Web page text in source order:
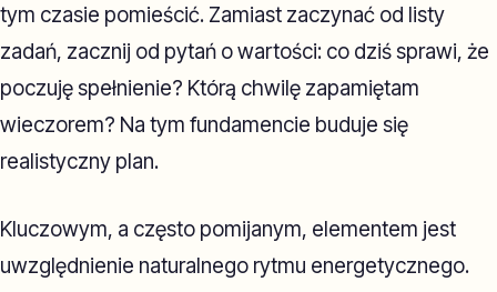
tym czasie pomieścić. Zamiast zaczynać od listy
zadań, zacznij od pytań o wartości: co dziś sprawi, że
poczuję spełnienie? Którą chwilę zapamiętam
wieczorem? Na tym fundamencie buduje się
realistyczny plan.
Kluczowym, a często pomijanym, elementem jest
uwzględnienie naturalnego rytmu energetycznego.